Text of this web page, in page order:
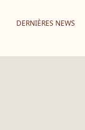
DERNIÈRES NEWS